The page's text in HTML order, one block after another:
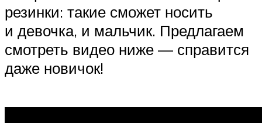
резинки: такие сможет носить
и девочка, и мальчик. Предлагаем
смотреть видео ниже — справится
даже новичок!